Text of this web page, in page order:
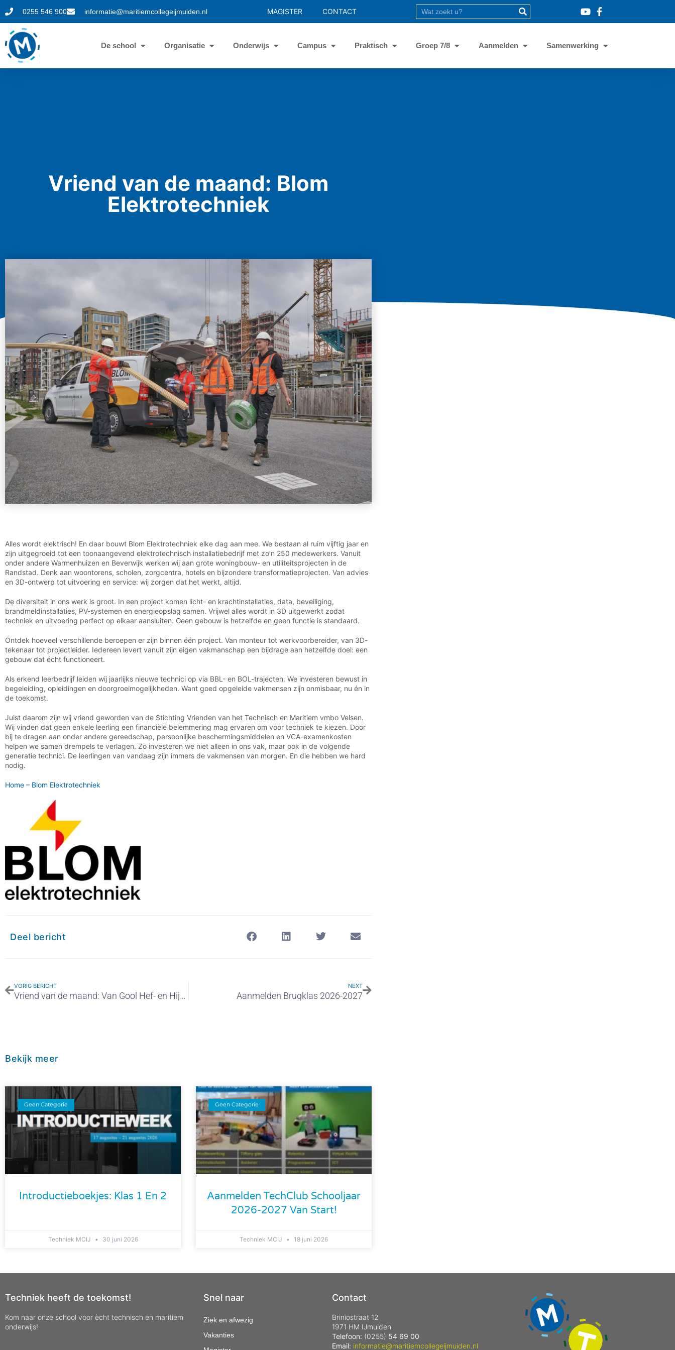
0255 546 900 informatie@maritiemcollegeijmuiden.nl MAGISTER CONTACT
De school Organisatie Onderwijs Campus Praktisch Groep 7/8 Aanmelden Samenwerking
Vriend van de maand: Blom
Elektrotechniek
Alles wordt elektrisch! En daar bouwt Blom Elektrotechniek elke dag aan mee. We bestaan al ruim vijftig jaar en
zijn uitgegroeid tot een toonaangevend elektrotechnisch installatiebedrijf met zo’n 250 medewerkers. Vanuit
onder andere Warmenhuizen en Beverwijk werken wij aan grote woningbouw- en utiliteitsprojecten in de
Randstad. Denk aan woontorens, scholen, zorgcentra, hotels en bijzondere transformatieprojecten. Van advies
en 3D-ontwerp tot uitvoering en service: wij zorgen dat het werkt, altijd.
De diversiteit in ons werk is groot. In een project komen licht- en krachtinstallaties, data, beveiliging,
brandmeldinstallaties, PV-systemen en energieopslag samen. Vrijwel alles wordt in 3D uitgewerkt zodat
techniek en uitvoering perfect op elkaar aansluiten. Geen gebouw is hetzelfde en geen functie is standaard.
Ontdek hoeveel verschillende beroepen er zijn binnen één project. Van monteur tot werkvoorbereider, van 3D-
tekenaar tot projectleider. Iedereen levert vanuit zijn eigen vakmanschap een bijdrage aan hetzelfde doel: een
gebouw dat écht functioneert.
Als erkend leerbedrijf leiden wij jaarlijks nieuwe technici op via BBL- en BOL-trajecten. We investeren bewust in
begeleiding, opleidingen en doorgroeimogelijkheden. Want goed opgeleide vakmensen zijn onmisbaar, nu én in
de toekomst.
Juist daarom zijn wij vriend geworden van de Stichting Vrienden van het Technisch en Maritiem vmbo Velsen.
Wij vinden dat geen enkele leerling een financiële belemmering mag ervaren om voor techniek te kiezen. Door
bij te dragen aan onder andere gereedschap, persoonlijke beschermingsmiddelen en VCA-examenkosten
helpen we samen drempels te verlagen. Zo investeren we niet alleen in ons vak, maar ook in de volgende
generatie technici. De leerlingen van vandaag zijn immers de vakmensen van morgen. En die hebben we hard
nodig.
Home – Blom Elektrotechniek
Deel bericht
VORIG BERICHT
Vriend van de maand: Van Gool Hef- en Hijstechniek
NEXT
Aanmelden Brugklas 2026-2027
Bekijk meer
Geen Categorie
Introductieboekjes: Klas 1 En 2
Techniek MCIJ 30 juni 2026
Geen Categorie
Aanmelden TechClub Schooljaar
2026-2027 Van Start!
Techniek MCIJ 18 juni 2026
Techniek heeft de toekomst!
Kom naar onze school voor ècht technisch en maritiem
onderwijs!
Snel naar
Ziek en afwezig
Vakanties
Contact
Briniostraat 12
1971 HM IJmuiden
Telefoon: (0255) 54 69 00
Email: informatie@maritiemcollegeijmuiden.nl